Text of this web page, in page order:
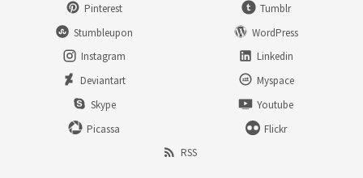
Pinterest
Tumblr
Stumbleupon
WordPress
Instagram
Linkedin
Deviantart
Myspace
Skype
Youtube
Picassa
Flickr
RSS